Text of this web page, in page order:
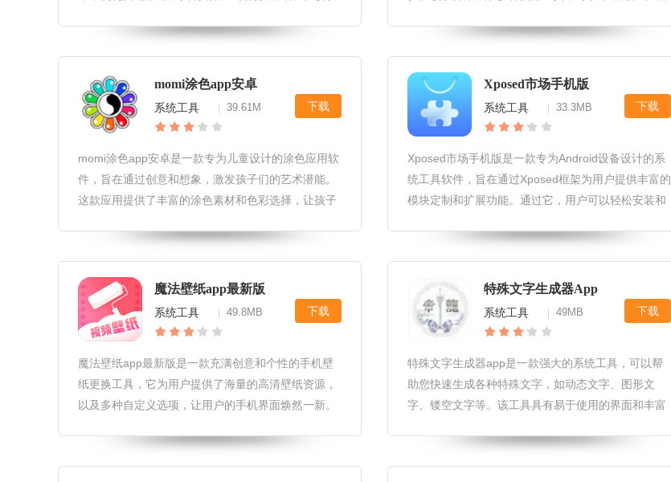
能，为用户提供了一站式的外贸营销解决方案。ab客
外贸营销官网软件亮点1.客户管
让用户的电脑运行更加流畅。96139助手3.6.9.5000
软
momi涂色app安卓
系统工具 39.61M 下载
momi涂色app安卓是一款专为儿童设计的涂色应用软
件，旨在通过创意和想象，激发孩子们的艺术潜能。
这款应用提供了丰富的涂色素材和色彩选择，让孩子
专注力和审美能力。momi涂色app安卓软件特色1.丰
富的涂色素材：应
Xposed市场手机版
系统工具 33.3MB 下载
Xposed市场手机版是一款专为Android设备设计的系
统工具软件，旨在通过Xposed框架为用户提供丰富的
模块定制和扩展功能。通过它，用户可以轻松安装和
而提升设备性能和用户体验。Xposed市场手机版软件
魔法壁纸app最新版
系统工具 49.8MB 下载
魔法壁纸app最新版是一款充满创意和个性的手机壁
纸更换工具，它为用户提供了海量的高清壁纸资源，
以及多种自定义选项，让用户的手机界面焕然一新。
在这款软件中找到心仪的壁纸。魔法壁纸app最新版
软件特性1.海量壁纸资源：
特殊文字生成器App
系统工具 49MB 下载
特殊文字生成器app是一款强大的系统工具，可以帮
助您快速生成各种特殊文字，如动态文字、图形文
字、镂空文字等。该工具具有易于使用的界面和丰富
殊文字生成器app软件更新1.新增字体样式：用户现
在可以选择更多的字体样式，